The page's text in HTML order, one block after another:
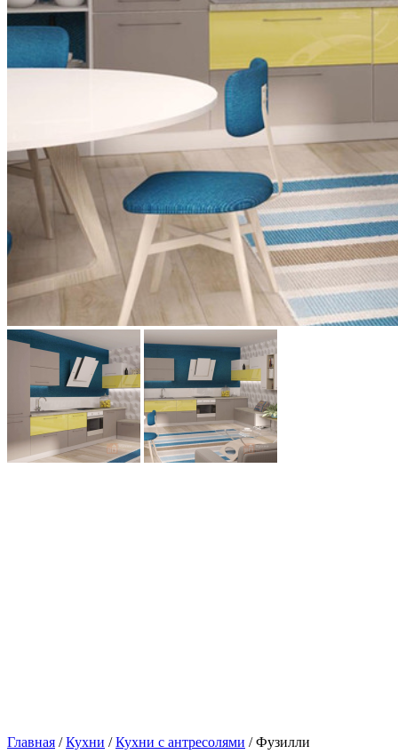
Главная /Кухни /Кухни с антресолями / Фузилли